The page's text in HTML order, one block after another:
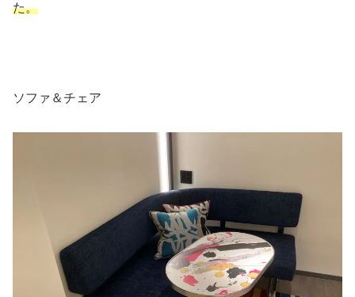
た。
ソファ＆チェア